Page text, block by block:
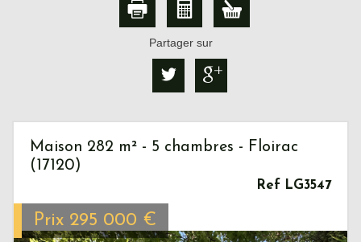
Partager sur
Maison 282 m² - 5 chambres - Floirac
(17120)
Ref LG3547
Prix 295 000 €